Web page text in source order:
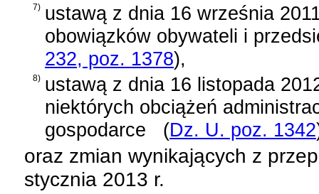
7) ustawą z dnia 16 września
obowiązków obywateli i
232, poz. 1378),
8) ustawą z dnia 16 listopada
niektórych obciążeń
gospodarce
(Dz. U. poz. 1342
oraz zmian wynikających z
stycznia 2013 r.